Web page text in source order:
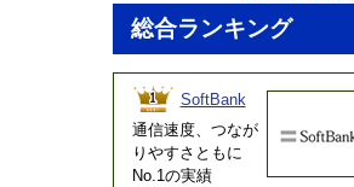
総合ランキング
SoftBank
通信速度、つなが
りやすさともに
No.1の実績